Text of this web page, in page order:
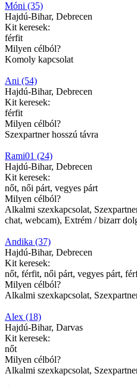
Móni (35)
Hajdú-Bihar, Debrecen
Kit keresek:
férfit
Milyen célból?
Komoly kapcsolat
Ani (54)
Hajdú-Bihar, Debrecen
Kit keresek:
férfit
Milyen célból?
Szexpartner hosszú távra
Rami01 (24)
Hajdú-Bihar, Debrecen
Kit keresek:
nőt, női párt, vegyes párt
Milyen célból?
Alkalmi szexkapcsolat,
chat, webcam), Extrém / bizarr
Andika (37)
Hajdú-Bihar, Debrecen
Kit keresek:
nőt, férfit, női párt, vegyes párt,
Milyen célból?
Alkalmi szexkapcsolat,
Alex (18)
Hajdú-Bihar, Darvas
Kit keresek:
nőt
Milyen célból?
Alkalmi szexkapcsolat,